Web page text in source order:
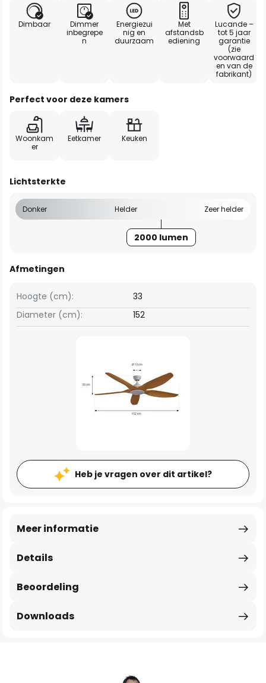
Dimbaar
Dimmer
inbegrepe
n
Energiezui
nig en
duurzaam
Met
afstandsb
ediening
Lucande –
tot 5 jaar
garantie
(zie
voorwaard
en van de
fabrikant)
Perfect voor deze kamers
Woonkam
er
Eetkamer Keuken
Lichtsterkte
Donker Helder Zeer helder
2000 lumen
Afmetingen
Hoogte (cm):
33
Diameter (cm):
152
Heb je vragen over dit artikel?
Details
Meer informatie
Beoordeling
Downloads